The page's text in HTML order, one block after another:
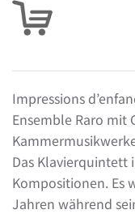
Impressions
Ensemble Raro mit
Das Klavierquintett
Kompositionen. Es
Jahren während